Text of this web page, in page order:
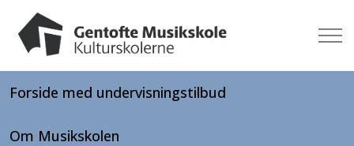
Forside med undervisningstilbud
Om Musikskolen